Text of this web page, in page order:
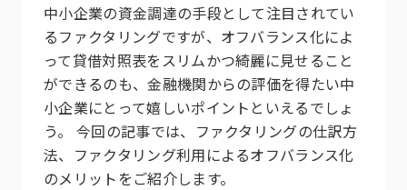
中小企業の資金調達の手段として注目されてい
るファクタリングですが、オフバランス化によ
って貸借対照表をスリムかつ綺麗に見せること
ができるのも、金融機関からの評価を得たい中
小企業にとって嬉しいポイントといえるでしょ
う。 今回の記事では、ファクタリングの仕訳方
法、ファクタリング利用によるオフバランス化
のメリットをご紹介します。